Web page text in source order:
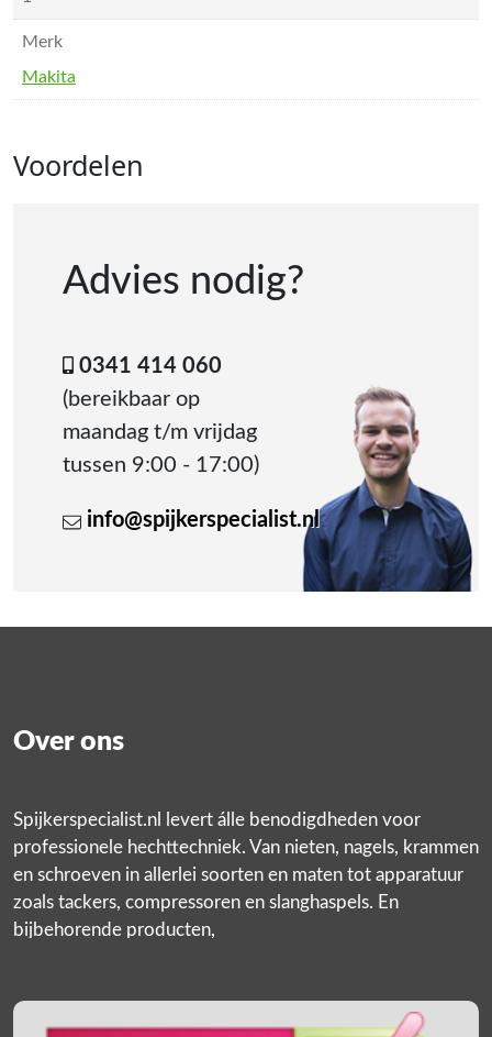
Merk
Makita
Voordelen
Advies nodig?
0341 414 060
(bereikbaar op
maandag t/m vrijdag
tussen 9:00 - 17:00)
info@spijkerspecialist.nl
Over ons
Spijkerspecialist.nl levert álle benodigdheden voor
professionele hechttechniek. Van nieten, nagels, krammen
en schroeven in allerlei soorten en maten tot apparatuur
zoals tackers, compressoren en slanghaspels. En
bijbehorende producten,